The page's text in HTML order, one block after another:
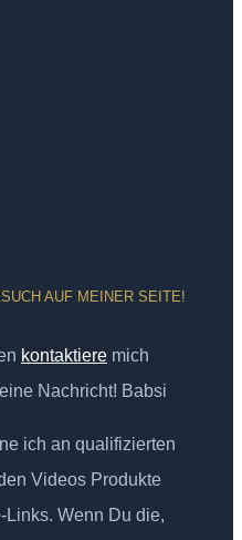
AUF MEINER SEITE!
kontaktiere mich
Nachricht! Babsi
ich an qualifizierten
Videos Produkte
Links. Wenn Du die,